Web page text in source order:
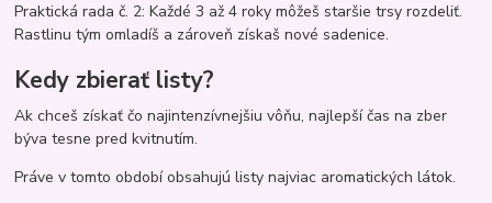
Praktická rada č. 2: Každé 3 až 4 roky môžeš staršie trsy rozdeliť.
Rastlinu tým omladíš a zároveň získaš nové sadenice.
Kedy zbierať listy?
Ak chceš získať čo najintenzívnejšiu vôňu, najlepší čas na zber
býva tesne pred kvitnutím.
Práve v tomto období obsahujú listy najviac aromatických látok.